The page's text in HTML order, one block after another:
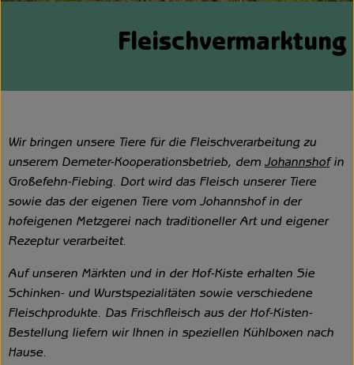
Unsere Hofkiste
Fleischvermarktung
Wir bringen unsere Tiere für die Fleischverarbeitung zu
unserem Demeter-Kooperationsbetrieb, dem Johannshofin
Großefehn-Fiebing. Dort wird das Fleisch unserer Tiere
sowie das der eigenen Tiere vom Johannshof in der
hofeigenen Metzgerei nach traditioneller Art und eigener
Rezeptur verarbeitet.
Auf unseren Märkten und in der Hof-Kiste erhalten Sie
Schinken- und Wurstspezialitäten sowie verschiedene
Fleischprodukte. Das Frischfleisch aus der Hof-Kisten-
Bestellung liefern wir Ihnen in speziellen Kühlboxen nach
Hause.